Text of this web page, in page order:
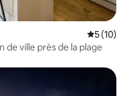
5 (10)
de ville près de la plage